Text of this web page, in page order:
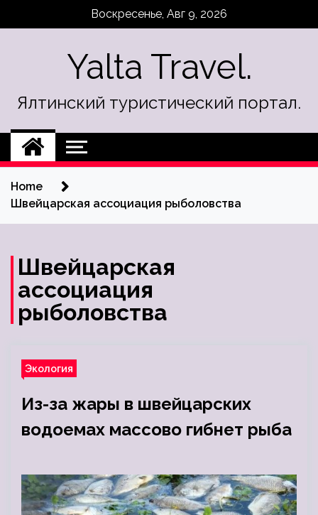
Воскресенье, Авг 9, 2026
Yalta Travel.
Ялтинский туристический портал.
Home
Швейцарская ассоциация рыболовства
Швейцарская
ассоциация
рыболовства
Экология
Из-за жары в швейцарских
водоемах массово гибнет рыба